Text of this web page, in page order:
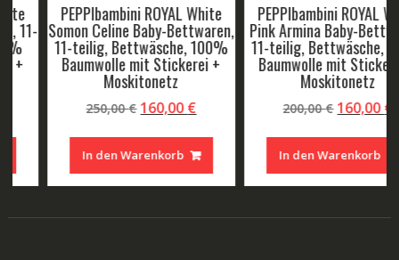
PEPPIbambini ROYAL White
Pink Armina Baby-Bettwaren,
11-teilig, Bettwäsche, 100%
Baumwolle mit Stickerei +
Moskitonetz
200,00€Ursprünglicher
war:
200,00 €
160,00€Aktueller
ist:
160,00 €.
In den Warenkorb
PEPPIbambini ROYAL Little
Baby Baby-Bettwaren, 11-
teilig, Bettwäsche, 100%
Baumwolle mit Stickerei +
Moskitonetz
250,00€
war:
250,00 €
160,00€
ist:
In den Warenkorb